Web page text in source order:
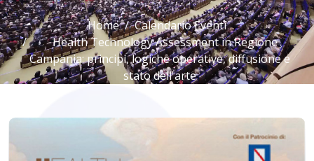
Home
Calendario Eventi
Health Technology Assessment in Regione
Campania: principi, logiche operative, diffusione e
stato dell'arte